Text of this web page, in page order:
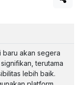
baru akan segera
terutama
lebih baik.